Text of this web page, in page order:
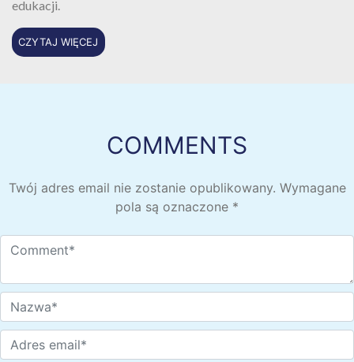
edukacji.
CZYTAJ WIĘCEJ
COMMENTS
Twój adres email nie zostanie opublikowany. Wymagane
pola są oznaczone *